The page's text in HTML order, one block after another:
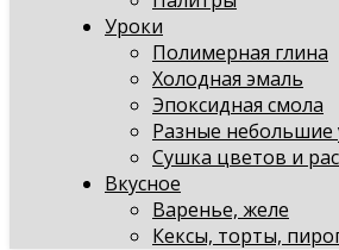
Уроки
Полимерная глина
Холодная эмаль
Эпоксидная смола
Разные небольшие
Сушка цветов и
Вкусное
Варенье, желе
Кексы, торты,